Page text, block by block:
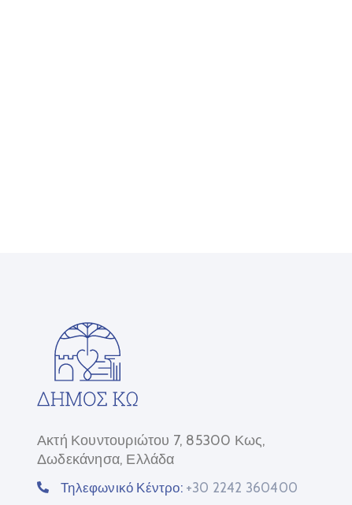
Ακτή Κουντουριώτου 7, 85300 Κως,
Δωδεκάνησα, Ελλάδα
Τηλεφωνικό Κέντρο: +30 2242 360400